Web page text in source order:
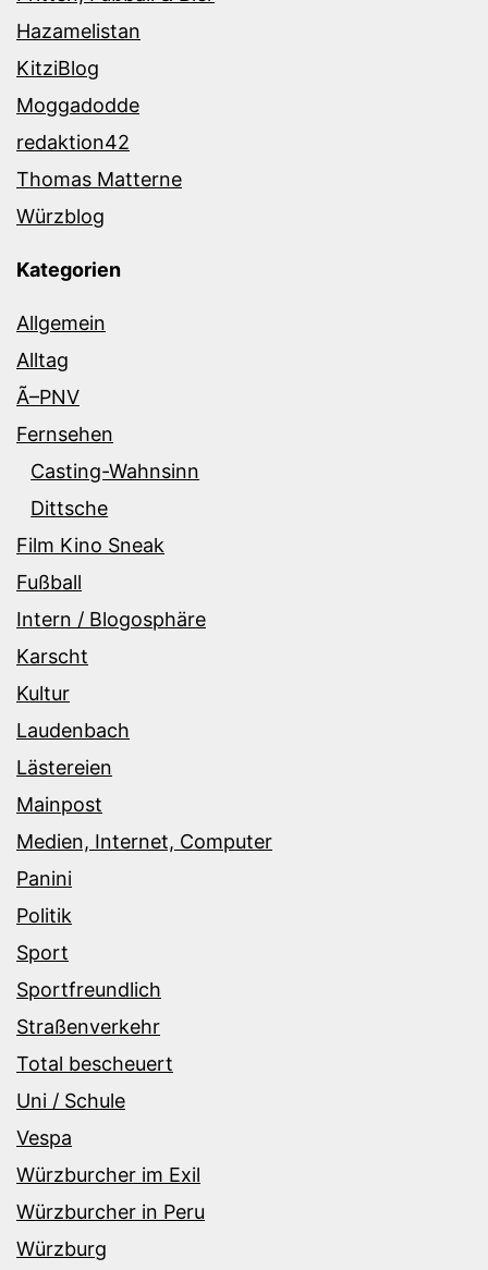
Hazamelistan
KitziBlog
Moggadodde
redaktion42
Thomas Matterne
Würzblog
Kategorien
Allgemein
Alltag
Ã–PNV
Fernsehen
Casting-Wahnsinn
Dittsche
Film Kino Sneak
Fußball
Intern / Blogosphäre
Karscht
Kultur
Laudenbach
Lästereien
Mainpost
Medien, Internet, Computer
Panini
Politik
Sport
Sportfreundlich
Straßenverkehr
Total bescheuert
Uni / Schule
Vespa
Würzburcher im Exil
Würzburcher in Peru
Würzburg